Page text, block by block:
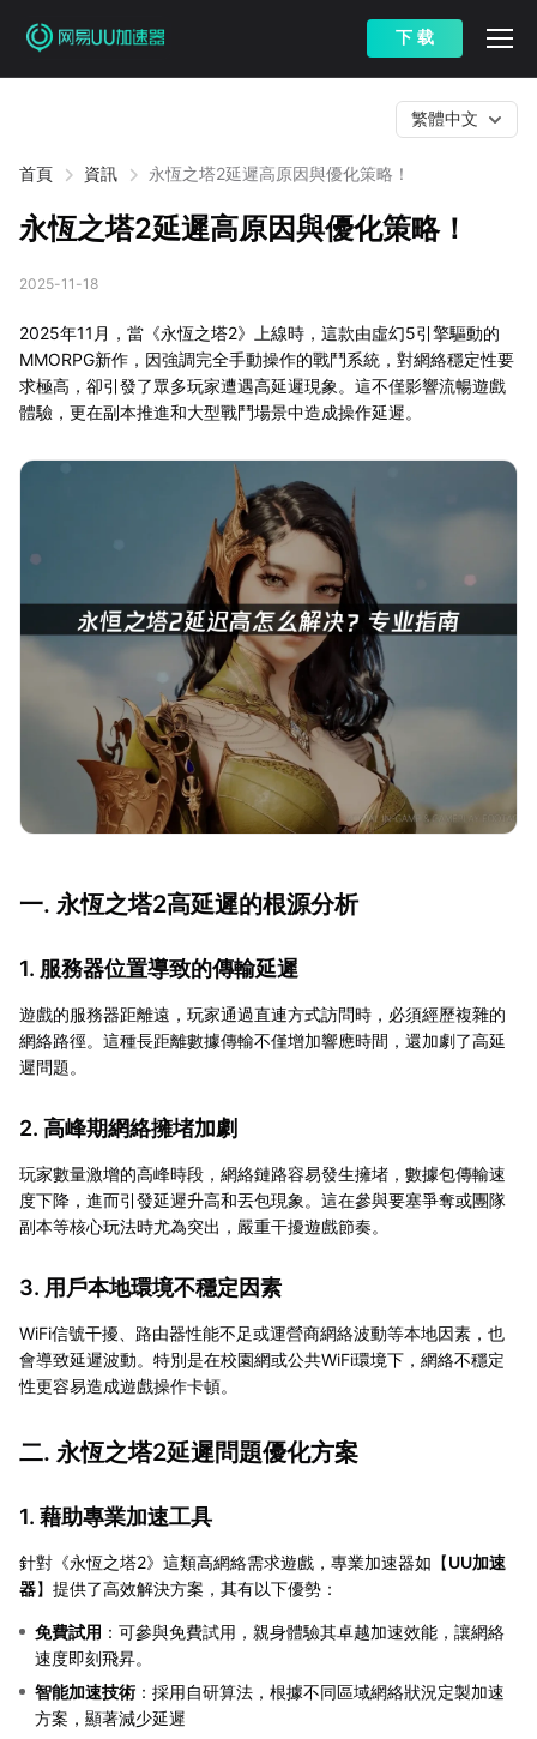
下 载
首頁 資訊 永恆之塔2延遲高原因與優化策略！
繁體中文
永恆之塔2延遲高原因與優化策略！
2025-11-18
2025年11月，當《永恆之塔2》上線時，這款由虛幻5引擎驅動的
MMORPG新作，因強調完全手動操作的戰鬥系統，對網絡穩定性要
求極高，卻引發了眾多玩家遭遇高延遲現象。這不僅影響流暢遊戲
體驗，更在副本推進和大型戰鬥場景中造成操作延遲。
一. 永恆之塔2高延遲的根源分析
1. 服務器位置導致的傳輸延遲
遊戲的服務器距離遠，玩家通過直連方式訪問時，必須經歷複雜的
網絡路徑。這種長距離數據傳輸不僅增加響應時間，還加劇了高延
遲問題。
2. 高峰期網絡擁堵加劇
玩家數量激增的高峰時段，網絡鏈路容易發生擁堵，數據包傳輸速
度下降，進而引發延遲升高和丟包現象。這在參與要塞爭奪或團隊
副本等核心玩法時尤為突出，嚴重干擾遊戲節奏。
3. 用戶本地環境不穩定因素
WiFi信號干擾、路由器性能不足或運營商網絡波動等本地因素，也
會導致延遲波動。特別是在校園網或公共WiFi環境下，網絡不穩定
性更容易造成遊戲操作卡頓。
二. 永恆之塔2延遲問題優化方案
1. 藉助專業加速工具
針對《永恆之塔2》這類高網絡需求遊戲，專業加速器如【UU加速
器】提供了高效解決方案，其有以下優勢：
免費試用 ：可參與免費試用，親身體驗其卓越加速效能，讓網絡
速度即刻飛昇。
智能加速技術 ：採用自研算法，根據不同區域網絡狀況定製加速
方案，顯著減少延遲